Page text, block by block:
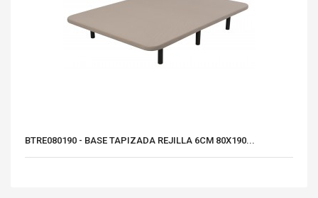
BTRE080190 - BASE TAPIZADA REJILLA 6CM 80X190...